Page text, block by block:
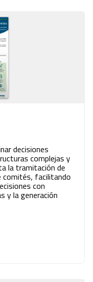
decisiones
complejas y
la tramitación de
comités, facilitando
con
y la generación